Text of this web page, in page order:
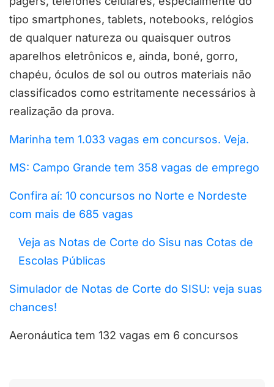
tipo smartphones, tablets, notebooks, relógios
de qualquer natureza ou quaisquer outros
aparelhos eletrônicos e, ainda, boné, gorro,
chapéu, óculos de sol ou outros materiais não
classificados como estritamente necessários à
realização da prova.
Marinha tem 1.033 vagas em concursos. Veja.
MS: Campo Grande tem 358 vagas de emprego
Confira aí: 10 concursos no Norte e Nordeste
com mais de 685 vagas
Veja as Notas de Corte do Sisu nas Cotas de
Escolas Públicas
Simulador de Notas de Corte do SISU: veja suas
chances!
Aeronáutica tem 132 vagas em 6 concursos